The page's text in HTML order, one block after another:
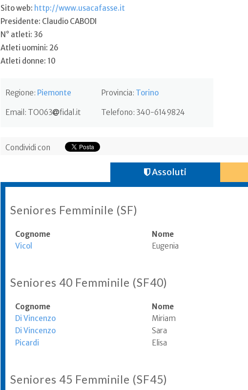
Sito web: http://www.usacafasse.it
Presidente: Claudio CABODI
N° atleti: 36
Atleti uomini: 26
Atleti donne: 10
Regione: Piemonte Provincia: Torino
Email: TO063 fidal.it Telefono: 340-6149824
Condividi con
Assoluti
Seniores Femminile (SF)
Cognome Nome
Vicol
Eugenia
Seniores 40 Femminile (SF40)
Cognome Nome
Di Vincenzo
Miriam
Di Vincenzo
Sara
Picardi
Elisa
Seniores 45 Femminile (SF45)